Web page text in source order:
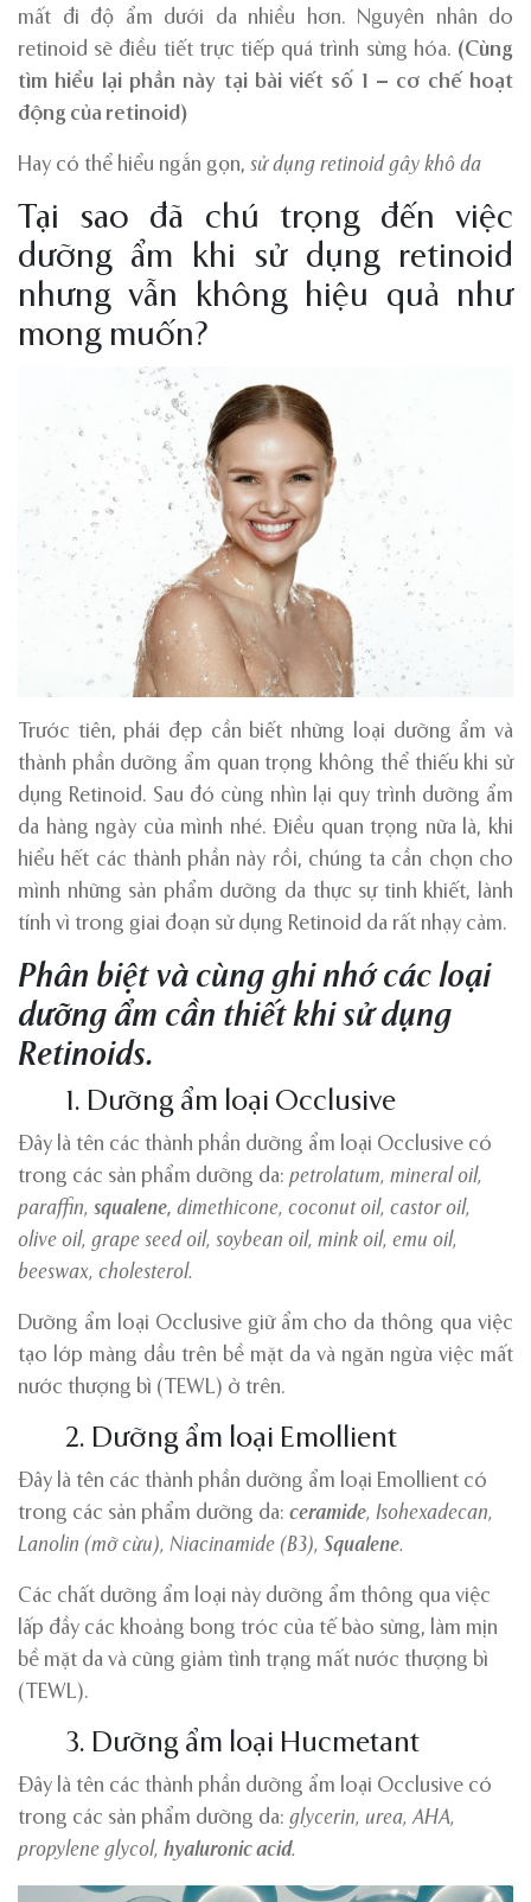
mất đi độ ẩm dưới da nhiều hơn. Nguyên nhân do
retinoid sẽ điều tiết trực tiếp quá trình sừng hóa. (Cùng
tìm hiểu lại phần này tại bài viết số 1 – cơ chế hoạt
động của retinoid)
Hay có thể hiểu ngắn gọn, sử dụng retinoid gây khô da
Tại sao đã chú trọng đến việc
dưỡng ẩm khi sử dụng retinoid
nhưng vẫn không hiệu quả như
mong muốn?
Trước tiên, phái đẹp cần biết những loại dưỡng ẩm và
thành phần dưỡng ẩm quan trọng không thể thiếu khi sử
dụng Retinoid. Sau đó cùng nhìn lại quy trình dưỡng ẩm
da hàng ngày của mình nhé. Điều quan trọng nữa là, khi
hiểu hết các thành phần này rồi, chúng ta cần chọn cho
mình những sản phẩm dưỡng da thực sự tinh khiết, lành
tính vì trong giai đoạn sử dụng Retinoid da rất nhạy cảm.
Phân biệt và cùng ghi nhớ các loại
dưỡng ẩm cần thiết khi sử dụng
Retinoids.
1. Dưỡng ẩm loại Occlusive
Đây là tên các thành phần dưỡng ẩm loại Occlusive có
trong các sản phẩm dưỡng da: petrolatum, mineral oil,
paraffin, squalene, dimethicone, coconut oil, castor oil,
olive oil, grape seed oil, soybean oil, mink oil, emu oil,
beeswax, cholesterol.
Dưỡng ẩm loại Occlusive giữ ẩm cho da thông qua việc
tạo lớp màng dầu trên bề mặt da và ngăn ngừa việc mất
nước thượng bì (TEWL) ở trên.
2. Dưỡng ẩm loại Emollient
Đây là tên các thành phần dưỡng ẩm loại Emollient có
trong các sản phẩm dưỡng da: ceramide, Isohexadecan,
Lanolin (mỡ cừu), Niacinamide (B3), Squalene.
Các chất dưỡng ẩm loại này dưỡng ẩm thông qua việc
lấp đầy các khoảng bong tróc của tế bào sừng, làm mịn
bề mặt da và cũng giảm tình trạng mất nước thượng bì
(TEWL).
3. Dưỡng ẩm loại Hucmetant
Đây là tên các thành phần dưỡng ẩm loại Occlusive có
trong các sản phẩm dưỡng da: glycerin, urea, AHA,
propylene glycol, hyaluronic acid.